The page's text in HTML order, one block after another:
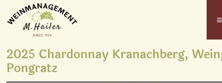
≡
2025 Chardonnay Kranachberg,
Pongratz